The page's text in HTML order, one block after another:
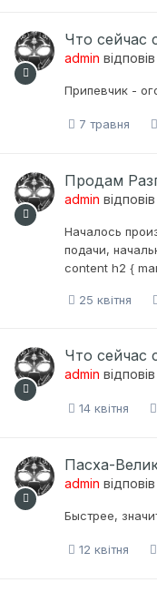
Что сейчас
admin відповів
Припевчик -
7 травня
Продам
admin відповів
Началось
подачи,
content h2 {
25 квітня
Что сейчас
admin відповів
14 квітня
Пасха-
admin відповів
Быстрее,
12 квітня